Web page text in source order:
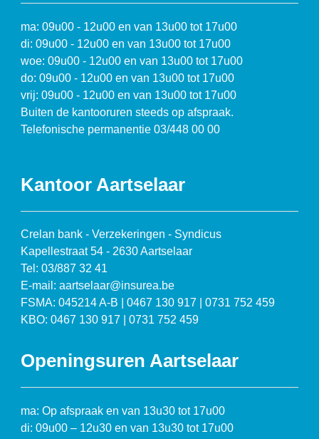
ma: 09u00 - 12u00 en van 13u00 tot 17u00
di: 09u00 - 12u00 en van 13u00 tot 17u00
woe: 09u00 - 12u00 en van 13u00 tot 17u00
do: 09u00 - 12u00 en van 13u00 tot 17u00
vrij: 09u00 - 12u00 en van 13u00 tot 17u00
Buiten de kantooruren steeds op afspraak.
Telefonische permanentie 03/448 00 00
Kantoor Aartselaar
Crelan bank - Verzekeringen - Syndicus
Kapellestraat 54 - 2630 Aartselaar
Tel: 03/887 32 41
E-mail: aartselaar@insurea.be
FSMA: 045214 A-B | 0467 130 917 | 0731 752 459
KBO: 0467 130 917 | 0731 752 459
Openingsuren Aartselaar
ma: Op afspraak en van 13u30 tot 17u00
di: 09u00 – 12u30 en van 13u30 tot 17u00